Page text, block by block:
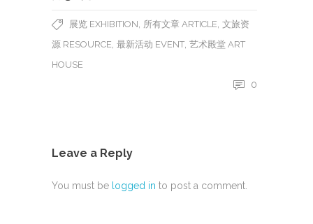
展览 EXHIBITION 所有文章 ARTICLE 文旅资
源 RESOURCE 最新活动 EVENT 艺术殿堂 ART
HOUSE
0
Leave a Reply
You must be logged in to post a comment.